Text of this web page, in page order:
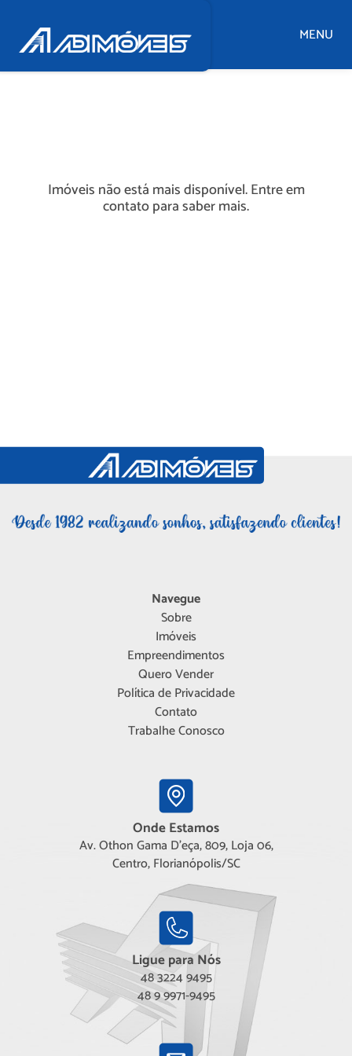
MENU
Imóveis não está mais disponível. Entre em
contato para saber mais.
Navegue
Sobre
Imóveis
Empreendimentos
Quero Vender
Política de Privacidade
Contato
Trabalhe Conosco
Onde Estamos
Av. Othon Gama D'eça, 809, Loja 06,
Centro, Florianópolis/SC
Ligue para Nós
48 3224 9495
48 9 9971-9495